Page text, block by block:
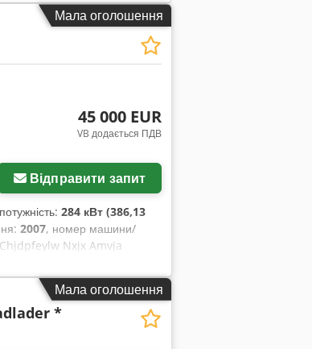
Мала оголошення
45 000 EUR
VB додається ПДВ
Відправити запит
284 кВт (386,13
2007, номер машини/
Nxjx Amvja
Мала оголошення
*